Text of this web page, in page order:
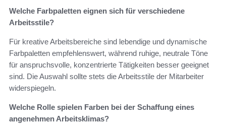
Welche Farbpaletten eignen sich für verschiedene
Arbeitsstile?
Für kreative Arbeitsbereiche sind lebendige und dynamische
Farbpaletten empfehlenswert, während ruhige, neutrale Töne
für anspruchsvolle, konzentrierte Tätigkeiten besser geeignet
sind. Die Auswahl sollte stets die Arbeitsstile der Mitarbeiter
widerspiegeln.
Welche Rolle spielen Farben bei der Schaffung eines
angenehmen Arbeitsklimas?